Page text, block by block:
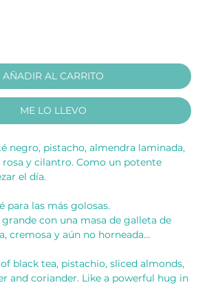
AÑADIR AL CARRITO
ME LO LLEVO
negro, pistacho, almendra laminada,
y cilantro. Como un potente
el día.
para las más golosas.
con una masa de galleta de
cremosa y aún no horneada...
black tea, pistachio, sliced almonds,
and coriander. Like a powerful hug in